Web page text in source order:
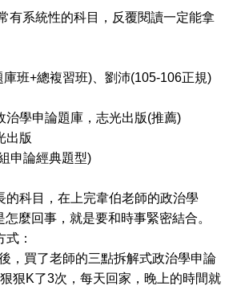
有系統性的科目，反覆閱讀一定能拿
庫班+總複習班)、劉沛(105-106正規)
治學申論題庫，志光出版(推薦)
出版
申論經典題型)
的科目，在上完韋伯老師的政治學
麼回事，就是要和時事緊密結合。
：
，買了老師的三點拆解式政治學申論
狠K了3次，每天回家，晚上的時間就